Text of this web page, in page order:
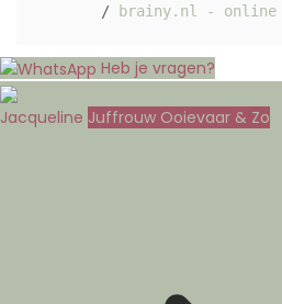
/ brainy.nl - online
Heb je vragen?
Jacqueline Juffrouw Ooievaar & Zo